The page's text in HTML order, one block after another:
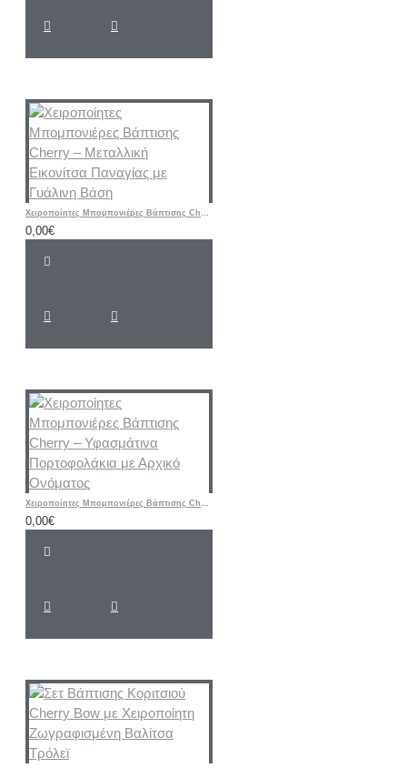
Χειροποίητες Μπομπονιέρες Βάπτισης Cherry – Μεταλλική Εικονίτσα Παναγίας με Γυάλινη Βάση
0,00€
Χειροποίητες Μπομπονιέρες Βάπτισης Cherry – Υφασμάτινα Πορτοφολάκια με Αρχικό Ονόματος
0,00€